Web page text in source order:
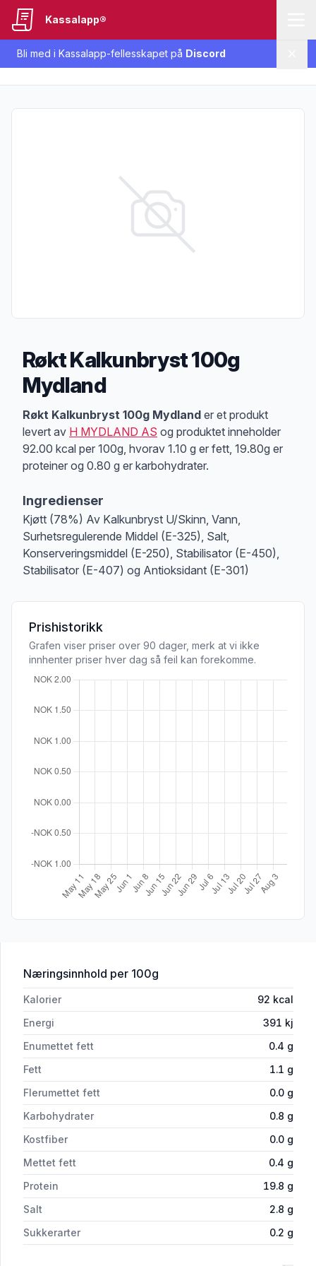
Bli med i Kassalapp-fellesskapet på Discord
Kassalapp®
Røkt Kalkunbryst 100g
Mydland
Produktbeskrivelse
Røkt Kalkunbryst 100g Mydland er et produkt
levert av H MYDLAND AS og produktet inneholder
92.00 kcal per 100g, hvorav 1.10 g er fett, 19.80g er
proteiner og 0.80 g er karbohydrater.
Ingredienser
Kjøtt (78%) Av Kalkunbryst U/Skinn, Vann,
Surhetsregulerende Middel (E-325), Salt,
Konserveringsmiddel (E-250), Stabilisator (E-450),
Stabilisator (E-407) og Antioksidant (E-301)
Prishistorikk
Grafen viser priser over 90 dager, merk at vi ikke
innhenter priser hver dag så feil kan forekomme.
Næringsinnhold for 'Røkt Kalkunbryst 100g Mydland'
per 100g
Kalorier 92 kcal
Energi
391 kj
Enumettet fett
0.4 g
Fett
1.1 g
Flerumettet fett
0.0 g
Karbohydrater
0.8 g
Kostfiber
0.0 g
Mettet fett
0.4 g
Protein
19.8 g
Salt
2.8 g
Sukkerarter
0.2 g